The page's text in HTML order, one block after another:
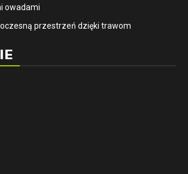
owadami
przestrzeń dzięki trawom